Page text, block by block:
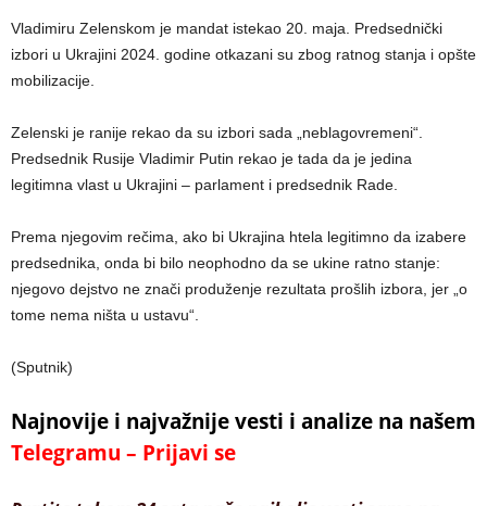
Vladimiru Zelenskom je mandat istekao 20. maja. Predsednički
izbori u Ukrajini 2024. godine otkazani su zbog ratnog stanja i opšte
mobilizacije.
Zelenski je ranije rekao da su izbori sada „neblagovremeni“.
Predsednik Rusije Vladimir Putin rekao je tada da je jedina
legitimna vlast u Ukrajini – parlament i predsednik Rade.
Prema njegovim rečima, ako bi Ukrajina htela legitimno da izabere
predsednika, onda bi bilo neophodno da se ukine ratno stanje:
njegovo dejstvo ne znači produženje rezultata prošlih izbora, jer „o
tome nema ništa u ustavu“.
(Sputnik)
Najnovije i najvažnije vesti i analize na našem
Telegramu – Prijavi se